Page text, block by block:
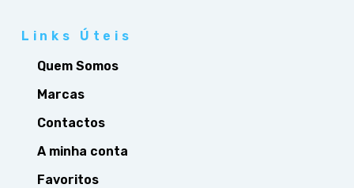
Links Úteis
Quem Somos
Marcas
Contactos
A minha conta
Favoritos